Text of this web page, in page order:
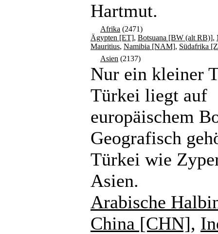
Hartmut.
Afrika (2471)
Ägypten [ET], Botsuana [BW (alt RB)],
Mauritius, Namibia [NAM], Südafrika
Asien (2137)
Nur ein kleiner
Türkei liegt auf
europäischem
Geografisch
Türkei wie
Asien.
Arabische
China [CHN],